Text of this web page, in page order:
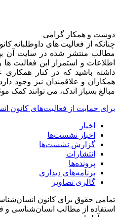
دوست و همکار گرامی
چنانکه از فعالیت های داوطلبانه
مطالب منتشر شده در سایت آن
اطلاعات و استمرار این فعالیت ها
داشته باشید که در کنار
همکاران و علاقمندان نیز وجود
مبالغ بسیار اندک، می توانند کمک
برای حمایت از فعالیت‌های کانون
اخبار
اخبار نشست‌ها
گزارش نشست‌ها
انتشارات
پرونده‌ها
برنامه‌های دیداری
گالری تصاویر
تمامی حقوق برای کانون
استفاده از مطالب انسان‌شناسی و